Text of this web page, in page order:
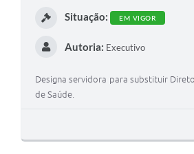
Situação: EM VIGOR
Autoria: Executivo
Designa servidora para substituir
de Saúde.